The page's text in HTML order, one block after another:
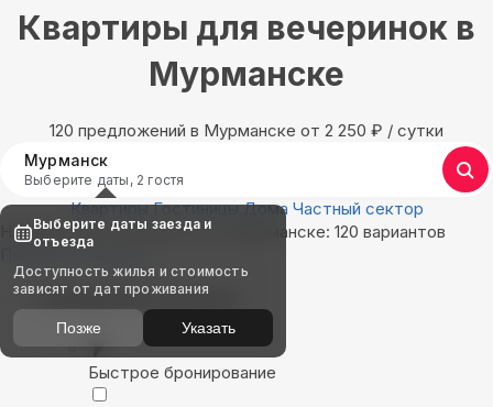
Квартиры для вечеринок в
Мурманске
120 предложений в Мурманске oт 2 250 ₽ / сутки
Мурманск
Выберите даты, 2 гостя
Квартиры Гостиницы Дома Частный сектор
Найдём, где остановиться в Мурманске: 120 вариантов
Показать на карте
Выбирайте лучшее
Быстрое бронирование
Выберите даты заезда и
отъезда
Доступность жилья и стоимость
зависят от дат проживания
Позже Указать